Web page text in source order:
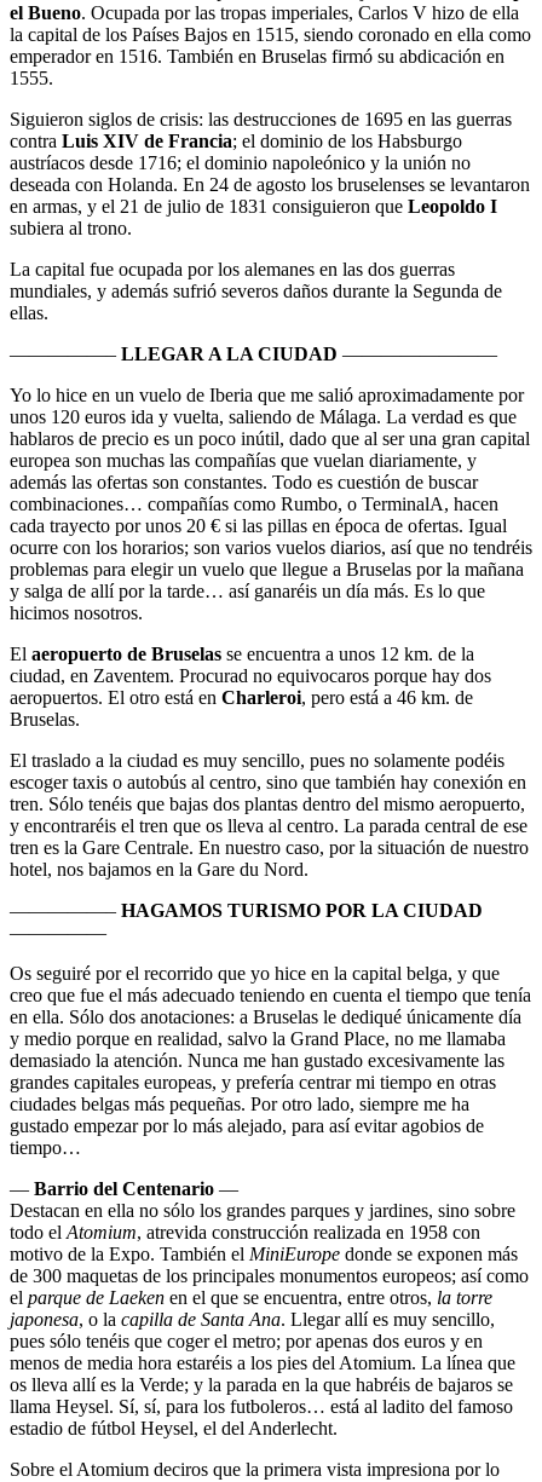
el Bueno. Ocupada por las tropas imperiales, Carlos V hizo de ella
la capital de los Países Bajos en 1515, siendo coronado en ella como
emperador en 1516. También en Bruselas firmó su abdicación en
1555.
Siguieron siglos de crisis: las destrucciones de 1695 en las guerras
contra Luis XIV de Francia; el dominio de los Habsburgo
austríacos desde 1716; el dominio napoleónico y la unión no
deseada con Holanda. En 24 de agosto los bruselenses se levantaron
en armas, y el 21 de julio de 1831 consiguieron que Leopoldo I
subiera al trono.
La capital fue ocupada por los alemanes en las dos guerras
mundiales, y además sufrió severos daños durante la Segunda de
ellas.
—————– LLEGAR A LA CIUDAD ————————
Yo lo hice en un vuelo de Iberia que me salió aproximadamente por
unos 120 euros ida y vuelta, saliendo de Málaga. La verdad es que
hablaros de precio es un poco inútil, dado que al ser una gran capital
europea son muchas las compañías que vuelan diariamente, y
además las ofertas son constantes. Todo es cuestión de buscar
combinaciones… compañías como Rumbo, o TerminalA, hacen
cada trayecto por unos 20 € si las pillas en época de ofertas. Igual
ocurre con los horarios; son varios vuelos diarios, así que no tendréis
problemas para elegir un vuelo que llegue a Bruselas por la mañana
y salga de allí por la tarde… así ganaréis un día más. Es lo que
hicimos nosotros.
El aeropuerto de Bruselas se encuentra a unos 12 km. de la
ciudad, en Zaventem. Procurad no equivocaros porque hay dos
aeropuertos. El otro está en Charleroi, pero está a 46 km. de
Bruselas.
El traslado a la ciudad es muy sencillo, pues no solamente podéis
escoger taxis o autobús al centro, sino que también hay conexión en
tren. Sólo tenéis que bajas dos plantas dentro del mismo aeropuerto,
y encontraréis el tren que os lleva al centro. La parada central de ese
tren es la Gare Centrale. En nuestro caso, por la situación de nuestro
hotel, nos bajamos en la Gare du Nord.
—————– HAGAMOS TURISMO POR LA CIUDAD
—————
Os seguiré por el recorrido que yo hice en la capital belga, y que
creo que fue el más adecuado teniendo en cuenta el tiempo que tenía
en ella. Sólo dos anotaciones: a Bruselas le dediqué únicamente día
y medio porque en realidad, salvo la Grand Place, no me llamaba
demasiado la atención. Nunca me han gustado excesivamente las
grandes capitales europeas, y prefería centrar mi tiempo en otras
ciudades belgas más pequeñas. Por otro lado, siempre me ha
gustado empezar por lo más alejado, para así evitar agobios de
tiempo…
— Barrio del Centenario —
Destacan en ella no sólo los grandes parques y jardines, sino sobre
todo el Atomium, atrevida construcción realizada en 1958 con
motivo de la Expo. También el MiniEurope donde se exponen más
de 300 maquetas de los principales monumentos europeos; así como
el parque de Laeken en el que se encuentra, entre otros, la torre
japonesa, o la capilla de Santa Ana. Llegar allí es muy sencillo,
pues sólo tenéis que coger el metro; por apenas dos euros y en
menos de media hora estaréis a los pies del Atomium. La línea que
os lleva allí es la Verde; y la parada en la que habréis de bajaros se
llama Heysel. Sí, sí, para los futboleros… está al ladito del famoso
estadio de fútbol Heysel, el del Anderlecht.
Sobre el Atomium deciros que la primera vista impresiona por lo